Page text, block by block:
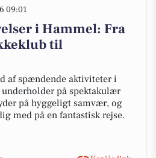
09:01
i Hammel: Fra
til
af spændende aktiviteter i
på spektakulær
på hyggeligt samvær, og
med på en fantastisk rejse.